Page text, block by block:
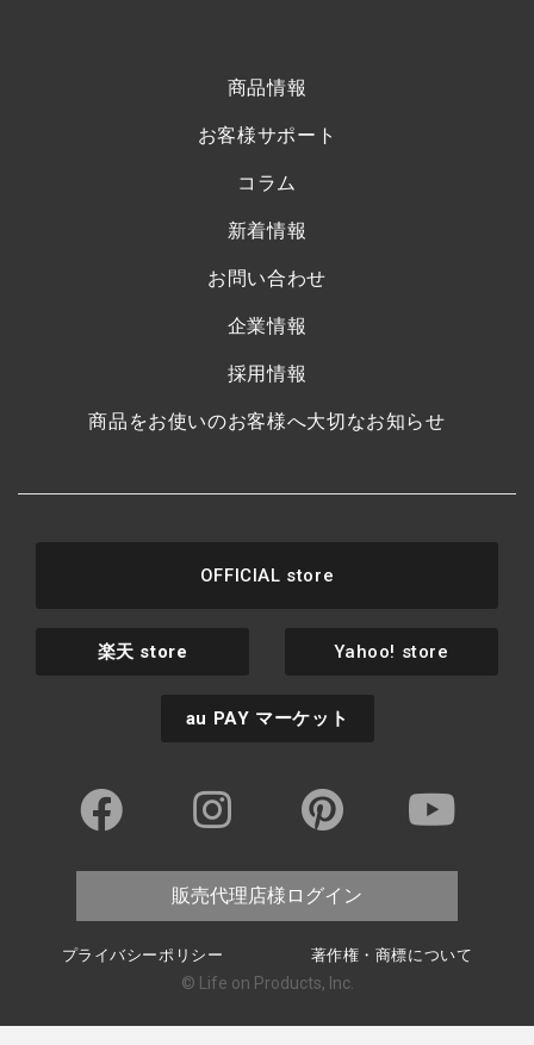
商品情報
お客様サポート
コラム
新着情報
お問い合わせ
企業情報
採用情報
商品をお使いのお客様へ大切なお知らせ
OFFICIAL store
楽天 store Yahoo! store
au PAY マーケット
販売代理店様ログイン
プライバシーポリシー 著作権・商標について
© Life on Products, Inc.